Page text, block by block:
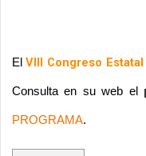
El VIII Congreso
Consulta en su web el
PROGRAMA.